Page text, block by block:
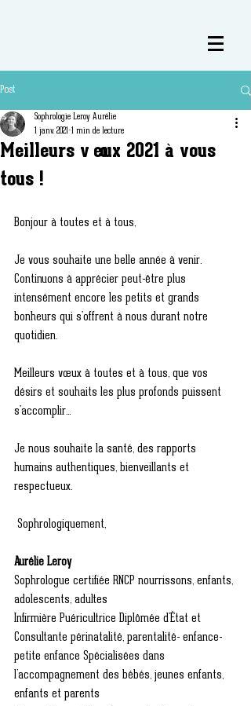
Post
Meilleurs vœux 2021 à vous
tous !
Sophrologie Leroy Aurélie
1 janv. 2021 1 min de lecture
Bonjour à toutes et à tous,
Je vous souhaite une belle année à venir.
Continuons à apprécier peut-être plus
intensément encore les petits et grands
bonheurs qui s'offrent à nous durant notre
quotidien.
Meilleurs vœux à toutes et à tous, que vos
désirs et souhaits les plus profonds puissent
s'accomplir...
Je nous souhaite la santé, des rapports
humains authentiques, bienveillants et
respectueux.
Sophrologiquement,
Aurélie Leroy
Sophrologue certifiée RNCP nourrissons, enfants,
adolescents, adultes
Infirmière Puéricultrice Diplômée d'État et
Consultante périnatalité, parentalité- enfance-
petite enfance Spécialisées dans
l’accompagnement des bébés, jeunes enfants,
enfants et parents